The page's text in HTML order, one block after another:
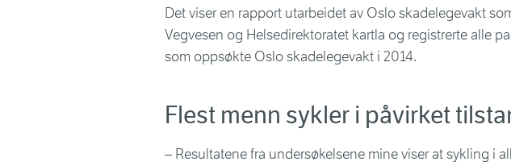
Det viser en rapport utarbeidet av Oslo skadelegevakt
Vegvesen og Helsedirektoratet kartla og registrerte alle
som oppsøkte Oslo skadelegevakt i 2014.
Flest menn sykler i påvirket
– Resultatene fra undersøkelsene mine viser at sykling i